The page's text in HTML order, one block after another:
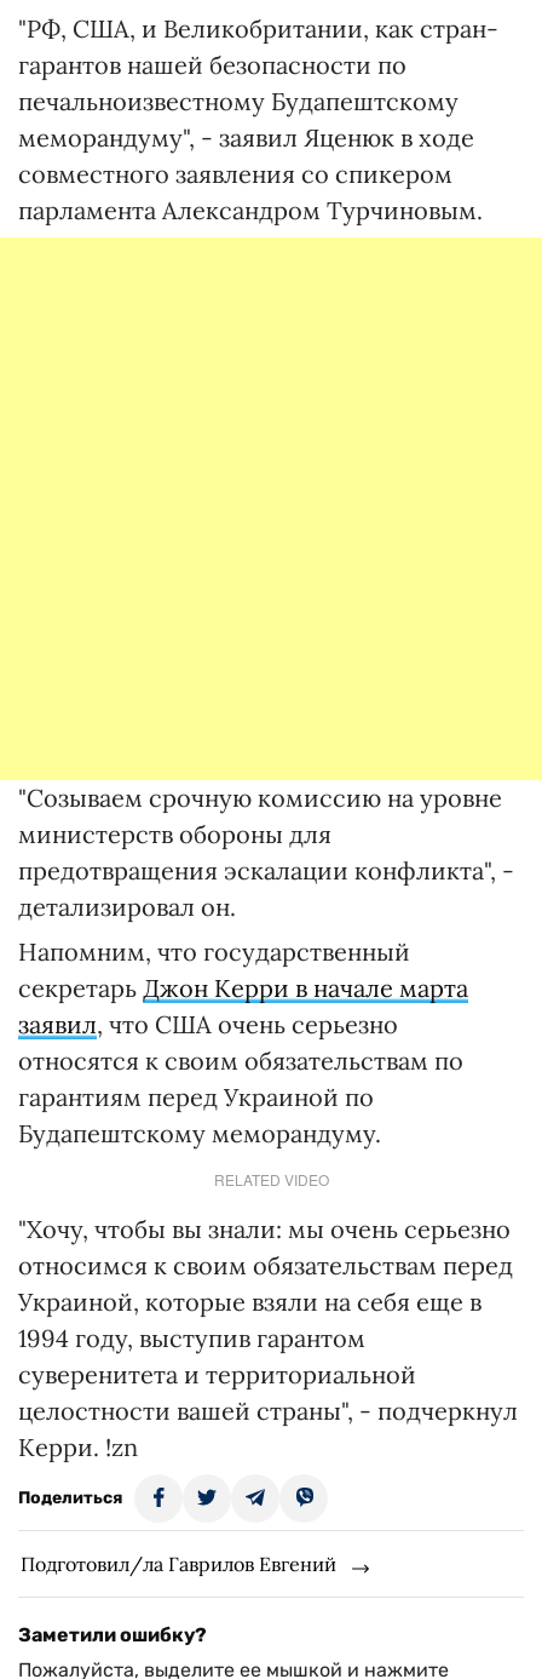
"РФ, США, и Великобритании, как стран-
гарантов нашей безопасности по
печальноизвестному Будапештскому
меморандуму", - заявил Яценюк в ходе
совместного заявления со спикером
парламента Александром Турчиновым.
"Созываем срочную комиссию на уровне
министерств обороны для
предотвращения эскалации конфликта", -
детализировал он.
Напомним, что государственный
секретарь Джон Керри в начале марта
заявил, что США очень серьезно
относятся к своим обязательствам по
гарантиям перед Украиной по
Будапештскому меморандуму.
RELATED VIDEO
"Хочу, чтобы вы знали: мы очень серьезно
относимся к своим обязательствам перед
Украиной, которые взяли на себя еще в
1994 году, выступив гарантом
суверенитета и территориальной
целостности вашей страны", - подчеркнул
Керри. !zn
Поделиться
Подготовил/ла Гаврилов Евгений
Заметили ошибку?
Пожалуйста, выделите ее мышкой и нажмите